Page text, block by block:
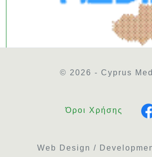
© 2026 - Cyprus
Όροι Χρήσης
Web Design /